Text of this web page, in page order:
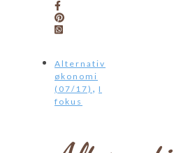
Alternativ
økonomi
(07/17) , I
fokus